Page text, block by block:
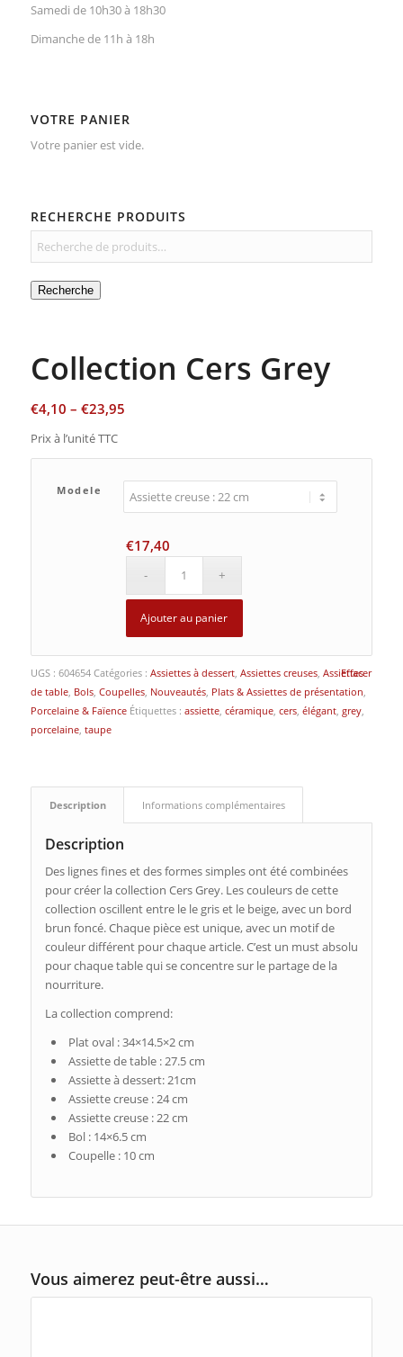
Samedi de 10h30 à 18h30
Dimanche de 11h à 18h
VOTRE PANIER
Votre panier est vide.
RECHERCHE PRODUITS
Recherche
Collection Cers Grey
€4,10 – €23,95
Prix à l’unité TTC
Modele
Effacer
€17,40
Ajouter au panier
UGS : 604654 Catégories : Assiettes à dessert, Assiettes creuses, Assiettes
de table, Bols, Coupelles, Nouveautés, Plats & Assiettes de présentation
Porcelaine & Faïence Étiquettes : assiette, céramique, cers, élégant, grey,
porcelaine, taupe
Description Informations complémentaires
Description
Des lignes fines et des formes simples ont été combinées
pour créer la collection Cers Grey. Les couleurs de cette
collection oscillent entre le le gris et le beige, avec un bord
brun foncé. Chaque pièce est unique, avec un motif de
couleur différent pour chaque article. C’est un must absolu
pour chaque table qui se concentre sur le partage de la
nourriture.
La collection comprend:
Plat oval : 34×14.5×2 cm
Assiette de table : 27.5 cm
Assiette à dessert: 21cm
Assiette creuse : 24 cm
Assiette creuse : 22 cm
Bol : 14×6.5 cm
Coupelle : 10 cm
Vous aimerez peut-être aussi…